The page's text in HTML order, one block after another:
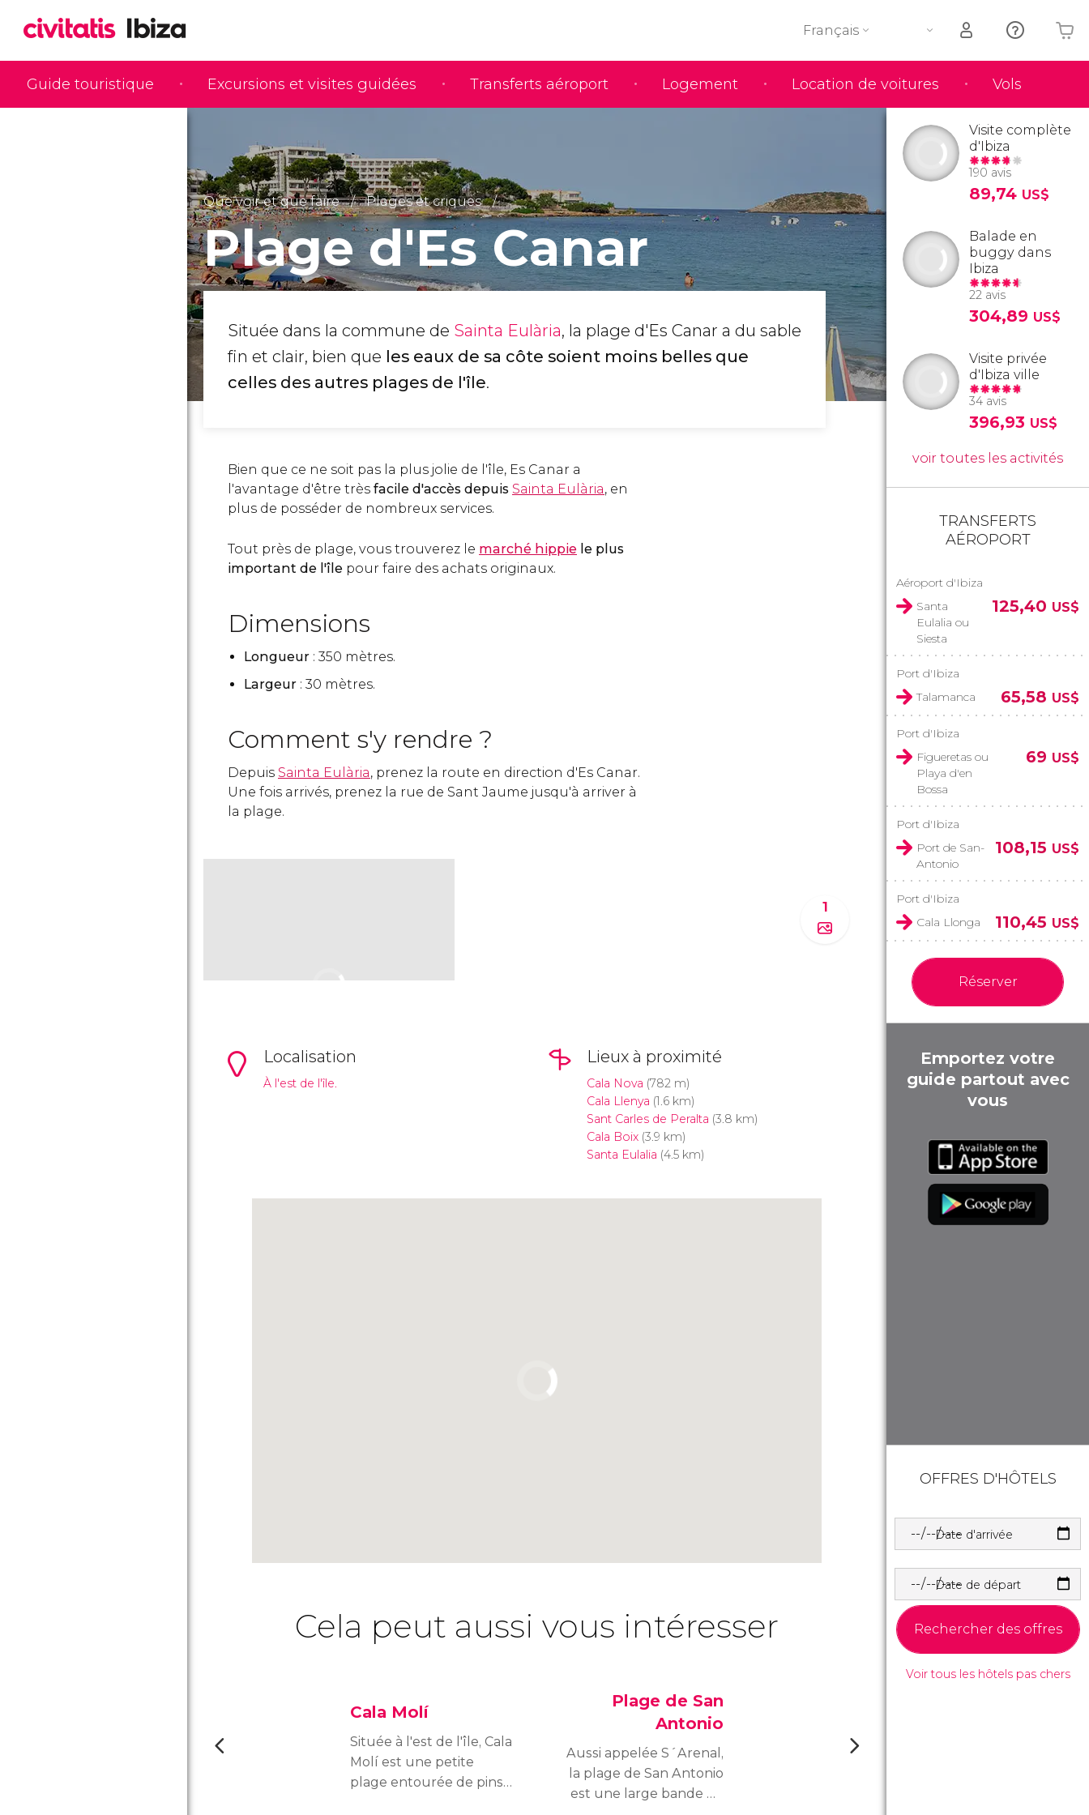
Guide touristique Excursions et visites guidées Transferts aéroport Logement Location de voitures Vols
Français
Votre panier est vide
Que voir et que faire Plages et criques
Plage d'Es Canar
Située dans la commune de Sainta Eulària, la plage d'Es Canar a du sable
fin et clair, bien que les eaux de sa côte soient moins belles que
celles des autres plages de l'île.
Bien que ce ne soit pas la plus jolie de l'île, Es Canar a
l'avantage d'être très facile d'accès depuis Sainta Eulària, en
plus de posséder de nombreux services.
Tout près de plage, vous trouverez le marché hippie le plus
important de l'île pour faire des achats originaux.
Dimensions
Longueur : 350 mètres.
Largeur : 30 mètres.
Comment s'y rendre ?
Depuis Sainta Eulària, prenez la route en direction d'Es Canar.
Une fois arrivés, prenez la rue de Sant Jaume jusqu'à arriver à
la plage.
1
Localisation
À l'est de l'île.
Lieux à proximité
Cala Nova (782 m)
Cala Llenya (1.6 km)
Sant Carles de Peralta (3.8 km)
Cala Boix(3.9 km)
Santa Eulalia (4.5 km)
Cela peut aussi vous intéresser
Cala Molí
Située à l'est de l'île, Cala
Molí est une petite
plage entourée de pins,
Plage de San
Antonio
Aussi appelée S´Arenal,
la plage de San Antonio
est une large bande de
Visite complète
d'Ibiza
190 avis
89,74 US$
Balade en
buggy dans
Ibiza
22 avis
304,89 US$
Visite privée
d'Ibiza ville
34 avis
396,93 US$
voir toutes les activités
TRANSFERTS
AÉROPORT
Aéroport d'Ibiza
Santa
Eulalia ou
Siesta
125,40 US$
Port d'Ibiza
Talamanca
65,58 US$
Port d'Ibiza
Figueretas ou
Playa d'en
Bossa
69 US$
Port d'Ibiza
Port de San-
Antonio
108,15 US$
Port d'Ibiza
Cala Llonga
110,45 US$
Réserver
Emportez votre
guide partout avec
vous
OFFRES D'HÔTELS
Date d'arrivée
Date de départ
Rechercher des offres
Voir tous les hôtels pas chers